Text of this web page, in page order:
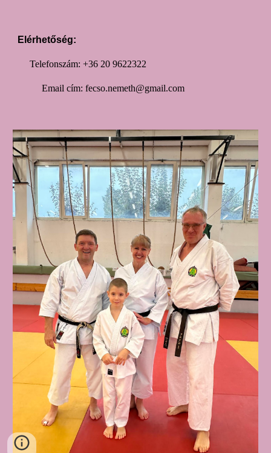
Elérhetőség:
Telefonszám: +36 20 9622322
Email cím: fecso.nemeth@gmail.com